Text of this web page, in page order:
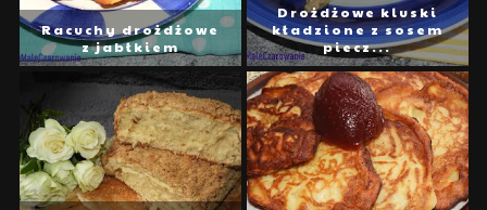
Racuchy drożdżowe
z jabłkiem
Drożdżowe kluski
kładzione z sosem
piecz...